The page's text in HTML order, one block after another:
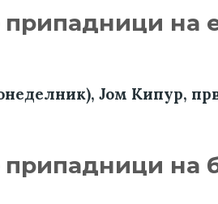
припадници на
Јом Кипур,
припадници на